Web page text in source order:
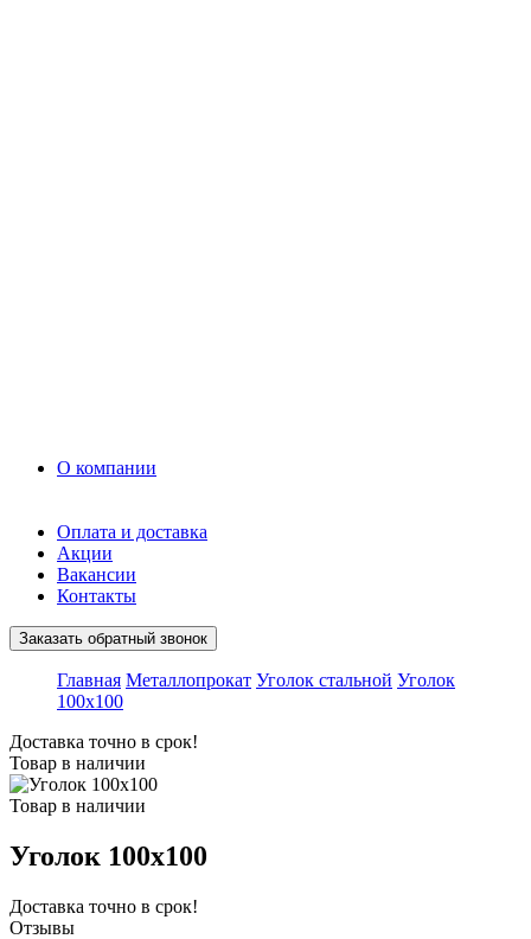
О компании
Оплата и доставка
Акции
Вакансии
Контакты
Заказать обратный звонок
Главная Металлопрокат Уголок стальной Уголок
100x100
Доставка точно в срок!
Товар в наличии
Товар в наличии
Уголок 100x100
Доставка точно в срок!
Отзывы